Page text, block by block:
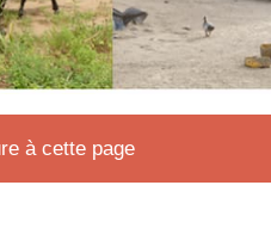
à cette page